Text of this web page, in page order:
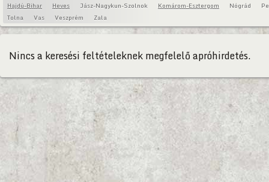
Hajdú-Bihar
Heves Jász-Nagykun-Szolnok Komárom-Esztergom Nógrád
Tolna
Vas Veszprém Zala
Nincs a keresési feltételeknek megfelelő apróhirdetés.